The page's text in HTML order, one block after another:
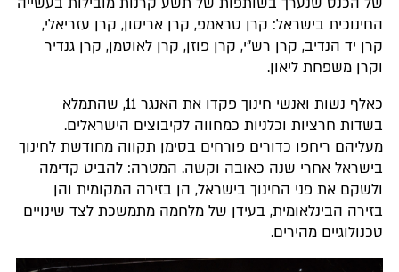
החינוכית בישראל: קרן טראמפ, קרן אריסון, קרן עזריאלי,
קרן יד הנדיב, קרן רש"י, קרן פוזן, קרן לאוטמן, קרן גנדיר
וקרן משפחת ליאון.
כאלף נשות ואנשי חינוך פקדו את האנגר 11, שהתמלא
בשדות חרציות וכלניות כמחווה לקיבוצים הישראלים.
מעליהם ריחפו כדורים פורחים בסימן תקווה מחודשת לחינוך
בישראל אחרי שנה כאובה וקשה. המטרה: להביט קדימה
ולשקם את פני החינוך בישראל, הן בזירה המקומית והן
בזירה הבינלאומית, בעידן של מלחמה מתמשכת לצד שינויים
טכנולוגיים מהירים.